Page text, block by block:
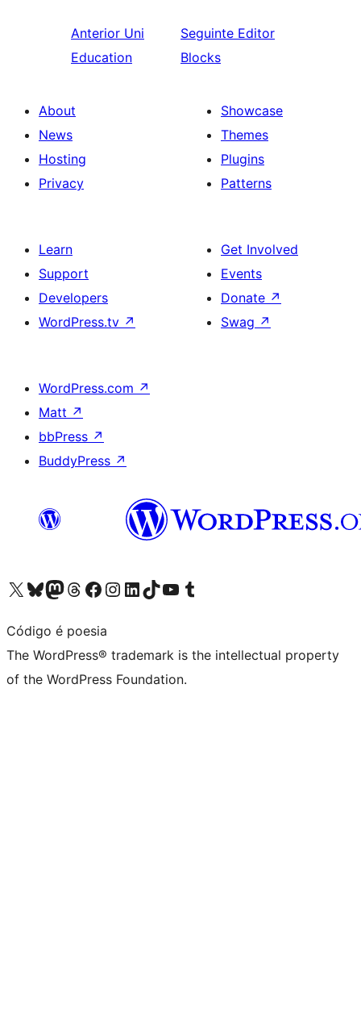
Anterior Uni
Education
Seguinte Editor
Blocks
About
News
Hosting
Privacy
Showcase
Themes
Plugins
Patterns
Learn
Support
Developers
WordPress.tv ↗
Get Involved
Events
Donate ↗
Swag ↗
WordPress.com ↗
Matt ↗
bbPress ↗
BuddyPress ↗
Visit our X (formerly Twitter) account
Visit our Bluesky account
Visit our Mastodon account
Visit our Threads account
Visit our Facebook page
Visit our Instagram account
Visit our LinkedIn account
Visit our TikTok account
Visit our YouTube channel
Visit our Tumblr account
Código é poesia
The WordPress® trademark is the intellectual property
of the WordPress Foundation.